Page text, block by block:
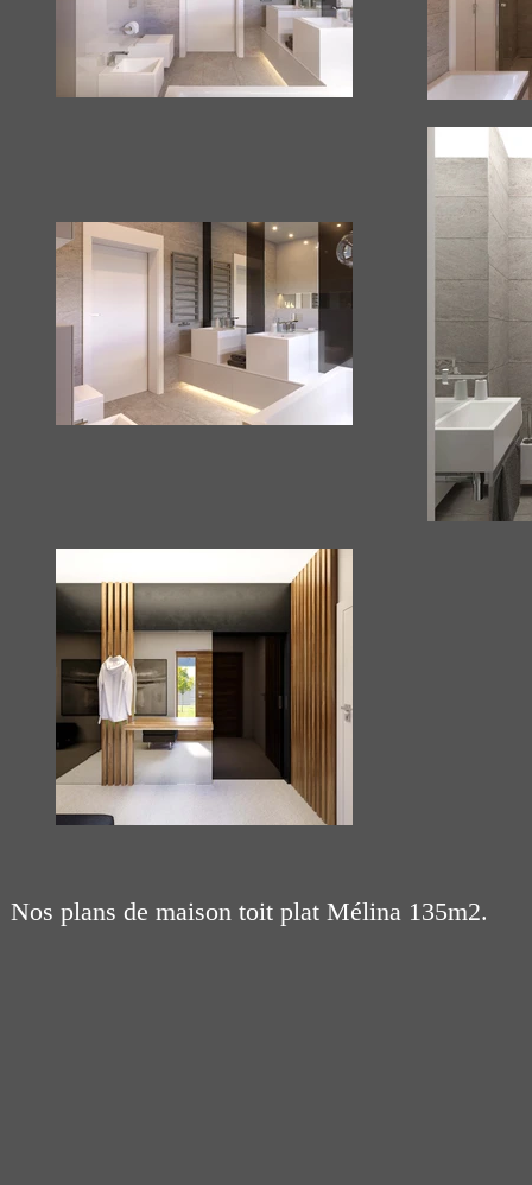
Nos plans de maison toit plat Mélina 135m2.